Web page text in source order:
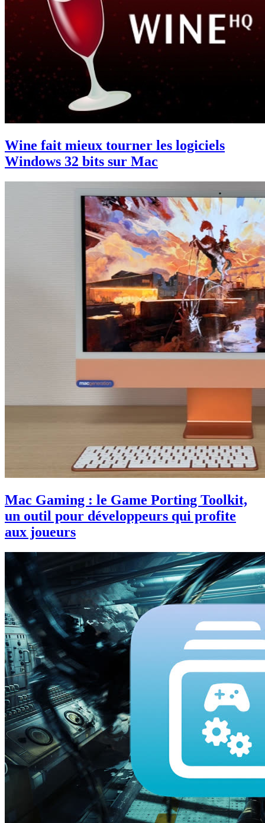
Wine fait mieux tourner les logiciels
Windows 32 bits sur Mac
Mac Gaming : le Game Porting Toolkit,
un outil pour développeurs qui profite
aux joueurs